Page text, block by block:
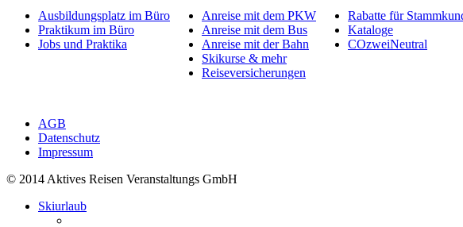
Ausbildungsplatz im Büro
Praktikum im Büro
Jobs und Praktika
Anreise mit dem PKW
Anreise mit dem Bus
Anreise mit der Bahn
Skikurse & mehr
Reiseversicherungen
Rabatte für
Kataloge
COzweiNeutral
AGB
Datenschutz
Impressum
© 2014 Aktives Reisen Veranstaltungs GmbH
Skiurlaub